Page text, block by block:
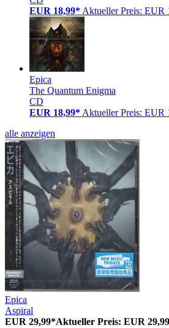
EUR 18,99* Aktueller Preis: EUR
Epica
The Quantum Enigma
CD
EUR 18,99* Aktueller Preis: EUR
alle anzeigen
Epica
Aspiral
EUR 29,99*Aktueller Preis: EUR 29,99